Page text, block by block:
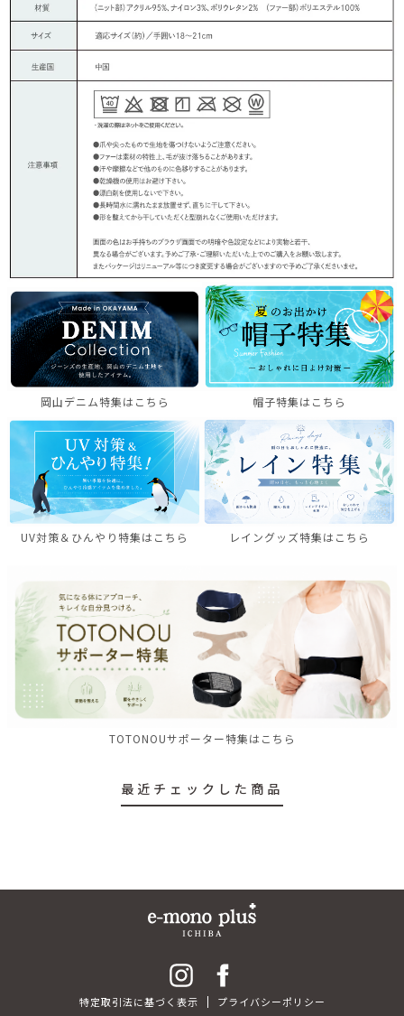
岡山デニム特集はこちら 帽子特集はこちら
UV対策＆ひんやり特集はこちら レイングッズ特集はこちら
TOTONOUサポーター特集はこちら
最近チェックした商品
特定取引法に基づく表示
プライバシーポリシー